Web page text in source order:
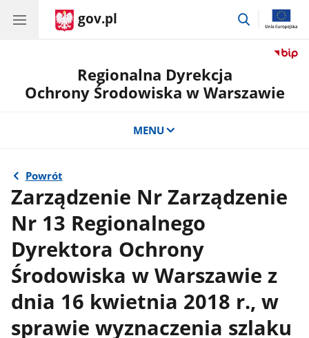
gov.pl
przejdź
Regionalna Dyrekcja
Ochrony Środowiska w Warszawie
MENU
Powrót
Zarządzenie Nr Zarządzenie
Nr 13 Regionalnego
Dyrektora Ochrony
Środowiska w Warszawie z
dnia 16 kwietnia 2018 r., w
sprawie wyznaczenia szlaku